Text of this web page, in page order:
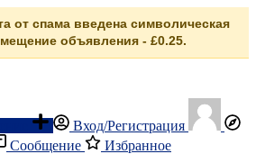
от спама введена символическая
объявления - £0.25.
Вход/Регистрация
Сообщение Избранное